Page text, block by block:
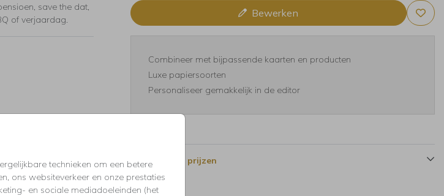
technieken om een betere
ons websiteverkeer en onze prestaties
en sociale mediadoeleinden (het
save the dat,
of verjaardag.
Bewerken
Combineer met bijpassende kaarten en producten
Luxe papiersoorten
Personaliseer gemakkelijk in de editor
Formaten en prijzen